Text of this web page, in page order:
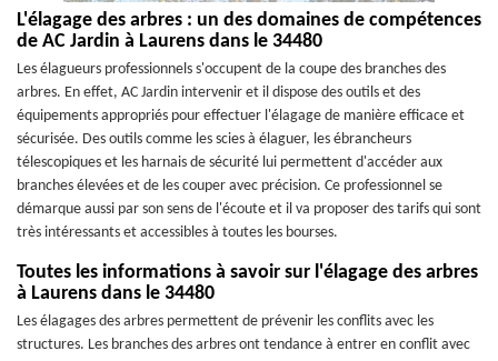
L'élagage des arbres : un des domaines de compétences
de AC Jardin à Laurens dans le 34480
Les élagueurs professionnels s'occupent de la coupe des branches des
arbres. En effet, AC Jardin intervenir et il dispose des outils et des
équipements appropriés pour effectuer l'élagage de manière efficace et
sécurisée. Des outils comme les scies à élaguer, les ébrancheurs
télescopiques et les harnais de sécurité lui permettent d'accéder aux
branches élevées et de les couper avec précision. Ce professionnel se
démarque aussi par son sens de l'écoute et il va proposer des tarifs qui sont
très intéressants et accessibles à toutes les bourses.
Toutes les informations à savoir sur l'élagage des arbres
à Laurens dans le 34480
Les élagages des arbres permettent de prévenir les conflits avec les
structures. Les branches des arbres ont tendance à entrer en conflit avec